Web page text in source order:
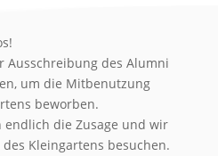
Ausschreibung des Alumni
um die Mitbenutzung
beworben.
endlich die Zusage und wir
Kleingartens besuchen.